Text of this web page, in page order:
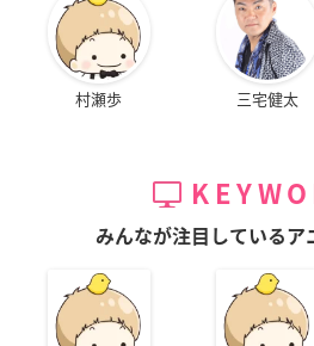
村瀬歩 三宅健太
みんなが注目しているア